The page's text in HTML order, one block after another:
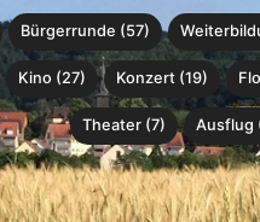
Bürgerrunde (57)
Kino (27) Konzert (19)
Theater (7) Ausflug